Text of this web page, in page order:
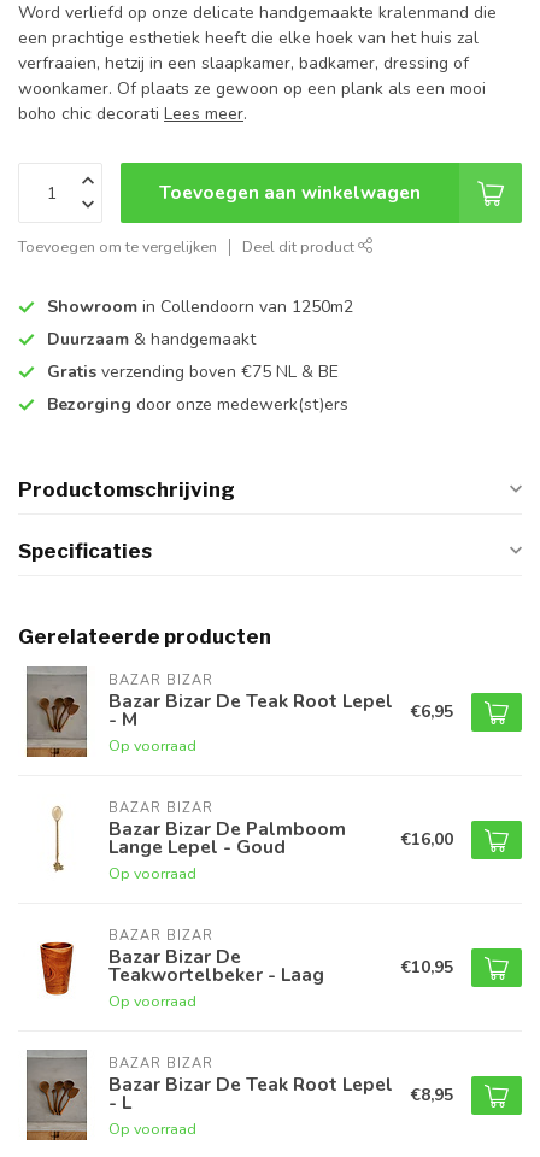
Word verliefd op onze delicate handgemaakte kralenmand die
een prachtige esthetiek heeft die elke hoek van het huis zal
verfraaien, hetzij in een slaapkamer, badkamer, dressing of
woonkamer. Of plaats ze gewoon op een plank als een mooi
boho chic decorati Lees meer.
Toevoegen aan winkelwagen
Toevoegen om te vergelijken Deel dit product
Showroom in Collendoorn van 1250m2
Duurzaam & handgemaakt
Gratis verzending boven €75 NL & BE
Bezorging door onze medewerk(st)ers
Productomschrijving
Specificaties
Gerelateerde producten
BAZAR BIZAR
Bazar Bizar De Teak Root Lepel
- M
Op voorraad
€6,95
BAZAR BIZAR
Bazar Bizar De Palmboom
Lange Lepel - Goud
Op voorraad
€16,00
BAZAR BIZAR
Bazar Bizar De
Teakwortelbeker - Laag
Op voorraad
€10,95
BAZAR BIZAR
Bazar Bizar De Teak Root Lepel
- L
Op voorraad
€8,95